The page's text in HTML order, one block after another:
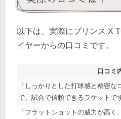
以下は、実際にプリンス X
イヤーからの口コミです。
口コミ
「しっかりとした打球感と精密
で、試合で信頼できるラケットで
「フラットショットの威力が高く